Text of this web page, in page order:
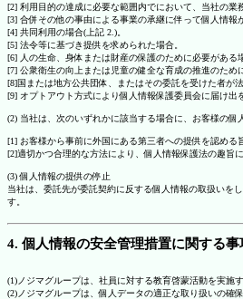
[2] 利用目的の達成に必要な範囲内でにおいて、当社の業
[3] 合併その他の事由による事業の承継に伴って個人情報
[4] 共同利用の場合(上記 2.)。
[5] 法令等に基づき提供を求められた場合。
[6] 人の生命、身体または財産の保護のために必要がある
[7] 公衆衛生の向上または児童の健全な育成の推進のため
[8]国または地方公共団体、またはその委託を受けた者が
[9] オプトアウト方式により個人情報保護委員会に届け出
(2) 当社は、次のいずれかに該当する場合に、お客様の個
[1] お客様から事前に外国にある第三者への提供を認める
[2]適切かつ合理的な方法により、個人情報保護法の趣旨
(3) 個人情報の提供の停止
当社は、委託先が委託契約に反する個人情報の取扱いを
す。
4. 個人情報の安全管理措置に関する事
(1)ノジマグループは、社員に対する教育啓蒙活動を実施
(2)ノジマグループは、個人データの適正な取り扱いの確